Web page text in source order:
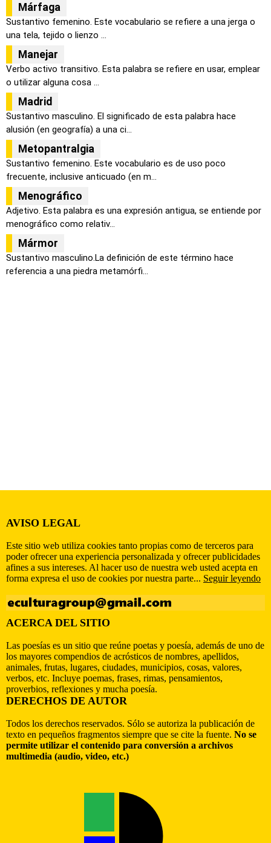
Márfaga
Sustantivo femenino. Este vocabulario se refiere a una jerga o
una tela, tejido o lienzo ...
Manejar
Verbo activo transitivo. Esta palabra se refiere en usar, emplear
o utilizar alguna cosa ...
Madrid
Sustantivo masculino. El significado de esta palabra hace
alusión (en geografía) a una ci...
Metopantralgia
Sustantivo femenino. Este vocabulario es de uso poco
frecuente, inclusive anticuado (en m...
Menográfico
Adjetivo. Esta palabra es una expresión antigua, se entiende por
menográfico como relativ...
Mármor
Sustantivo masculino.La definición de este término hace
referencia a una piedra metamórfi...
AVISO LEGAL
Este sitio web utiliza cookies tanto propias como de terceros para
poder ofrecer una experiencia personalizada y ofrecer publicidades
afines a sus intereses. Al hacer uso de nuestra web usted acepta en
forma expresa el uso de cookies por nuestra parte... Seguir leyendo
ACERCA DEL SITIO
Las poesías es un sitio que reúne poetas y poesía, además de uno de
los mayores compendios de acrósticos de nombres, apellidos,
animales, frutas, lugares, ciudades, municipios, cosas, valores,
verbos, etc. Incluye poemas, frases, rimas, pensamientos,
proverbios, reflexiones y mucha poesía.
DERECHOS DE AUTOR
Todos los derechos reservados. Sólo se autoriza la publicación de
texto en pequeños fragmentos siempre que se cite la fuente. No se
permite utilizar el contenido para conversión a archivos
multimedia (audio, video, etc.)